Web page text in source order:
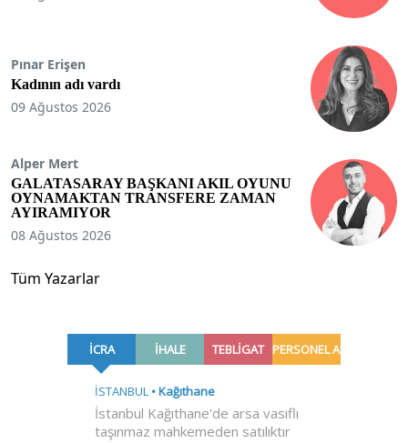
Pınar Erişen
Kadının adı vardı
09 Ağustos 2026
Alper Mert
GALATASARAY BAŞKANI AKIL OYUNU
OYNAMAKTAN TRANSFERE ZAMAN
AYIRAMIYOR
08 Ağustos 2026
Tüm Yazarlar